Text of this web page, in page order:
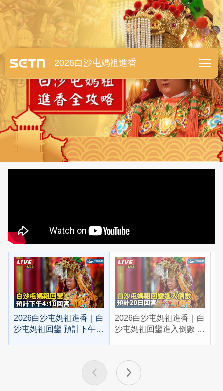
白沙屯媽祖進香全紀錄
2026白沙屯媽祖進香
2026白沙屯媽祖進香｜白
沙屯媽祖回鑾 預計下午
2026白沙屯媽祖進香｜白
沙屯媽祖回鑾進入倒數 預